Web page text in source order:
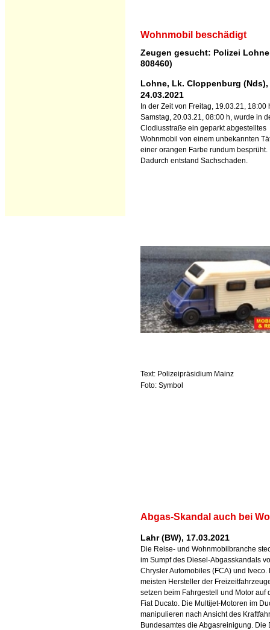
Wohnmobil beschädigt
Zeugen gesucht: Polizei Lohne
808460)
Lohne, Lk. Cloppenburg (Nds),
24.03.2021
In der Zeit von Freitag, 19.03.21, 18:00
Samstag, 20.03.21, 08:00 h, wurde in
Clodiusstraße ein geparkt abgestelltes
Wohnmobil von einem unbekannten
einer orangen Farbe rundum besprüht.
Dadurch entstand Sachschaden.
Text: Polizeipräsidium Mainz
Foto: Symbol
Abgas-Skandal auch bei
Lahr (BW), 17.03.2021
Die Reise- und Wohnmobilbranche
im Sumpf des Diesel-Abgasskandals
Chrysler Automobiles (FCA) und Iveco.
meisten Hersteller der
setzen beim Fahrgestell und Motor auf
Fiat Ducato. Die Multijet-Motoren im
manipulieren nach Ansicht des
Bundesamtes die Abgasreinigung. Die